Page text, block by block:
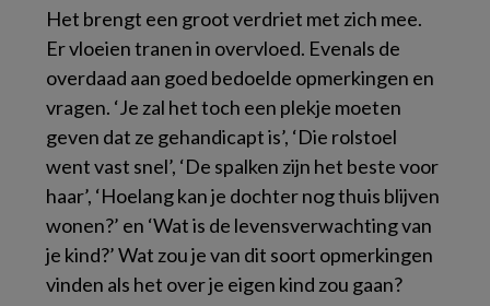
Het brengt een groot verdriet met zich mee.
Er vloeien tranen in overvloed. Evenals de
overdaad aan goed bedoelde opmerkingen en
vragen. ‘Je zal het toch een plekje moeten
geven dat ze gehandicapt is’, ‘Die rolstoel
went vast snel’, ‘De spalken zijn het beste voor
haar’, ‘Hoelang kan je dochter nog thuis blijven
wonen?’ en ‘Wat is de levensverwachting van
je kind?’ Wat zou je van dit soort opmerkingen
vinden als het over je eigen kind zou gaan?